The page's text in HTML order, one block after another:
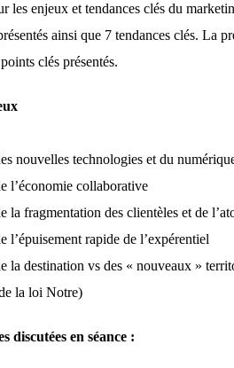
les enjeux et tendances clés du
ainsi que 7 tendances clés. La
clés présentés.
nouvelles technologies et du
l’économie collaborative
la fragmentation des clientèles et de
l’épuisement rapide de l’expérentiel
la destination vs des « nouveaux »
la loi Notre)
discutées en séance :